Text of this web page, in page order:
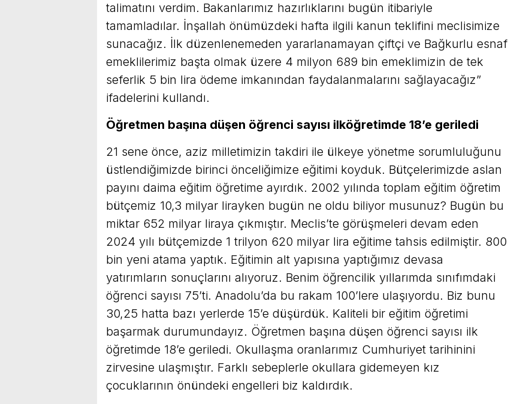
talimatını verdim. Bakanlarımız hazırlıklarını bugün itibariyle
tamamladılar. İnşallah önümüzdeki hafta ilgili kanun teklifini meclisimize
sunacağız. İlk düzenlenemeden yararlanamayan çiftçi ve Bağkurlu esnaf
emeklilerimiz başta olmak üzere 4 milyon 689 bin emeklimizin de tek
seferlik 5 bin lira ödeme imkanından faydalanmalarını sağlayacağız”
ifadelerini kullandı.
Öğretmen başına düşen öğrenci sayısı ilköğretimde 18’e geriledi
21 sene önce, aziz milletimizin takdiri ile ülkeye yönetme sorumluluğunu
üstlendiğimizde birinci önceliğimize eğitimi koyduk. Bütçelerimizde aslan
payını daima eğitim öğretime ayırdık. 2002 yılında toplam eğitim öğretim
bütçemiz 10,3 milyar lirayken bugün ne oldu biliyor musunuz? Bugün bu
miktar 652 milyar liraya çıkmıştır. Meclis’te görüşmeleri devam eden
2024 yılı bütçemizde 1 trilyon 620 milyar lira eğitime tahsis edilmiştir. 800
bin yeni atama yaptık. Eğitimin alt yapısına yaptığımız devasa
yatırımların sonuçlarını alıyoruz. Benim öğrencilik yıllarımda sınıfımdaki
öğrenci sayısı 75’ti. Anadolu’da bu rakam 100’lere ulaşıyordu. Biz bunu
30,25 hatta bazı yerlerde 15’e düşürdük. Kaliteli bir eğitim öğretimi
başarmak durumundayız. Öğretmen başına düşen öğrenci sayısı ilk
öğretimde 18’e geriledi. Okullaşma oranlarımız Cumhuriyet tarihinini
zirvesine ulaşmıştır. Farklı sebeplerle okullara gidemeyen kız
çocuklarının önündeki engelleri biz kaldırdık.